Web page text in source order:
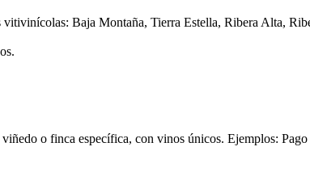
Baja Montaña, Tierra Estella, Ribera Alta,
o finca específica, con vinos únicos. Ejemplos: